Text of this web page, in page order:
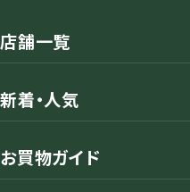
店舗一覧
新着・人気
お買物ガイド